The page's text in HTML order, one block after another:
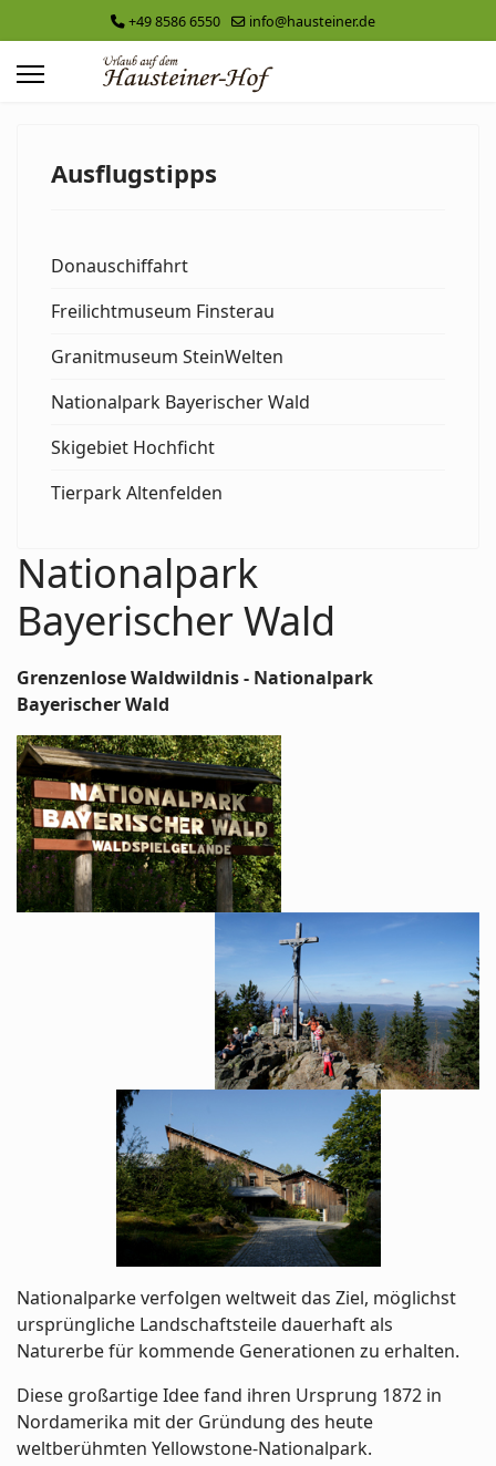
+49 8586 6550 info@hausteiner.de
Ausflugstipps
Donauschiffahrt
Freilichtmuseum Finsterau
Granitmuseum SteinWelten
Nationalpark Bayerischer Wald
Skigebiet Hochficht
Tierpark Altenfelden
Nationalpark
Bayerischer Wald
Grenzenlose Waldwildnis - Nationalpark
Bayerischer Wald
Nationalparke verfolgen weltweit das Ziel, möglichst
ursprüngliche Landschaftsteile dauerhaft als
Naturerbe für kommende Generationen zu erhalten.
Diese großartige Idee fand ihren Ursprung 1872 in
Nordamerika mit der Gründung des heute
weltberühmten Yellowstone-Nationalpark.